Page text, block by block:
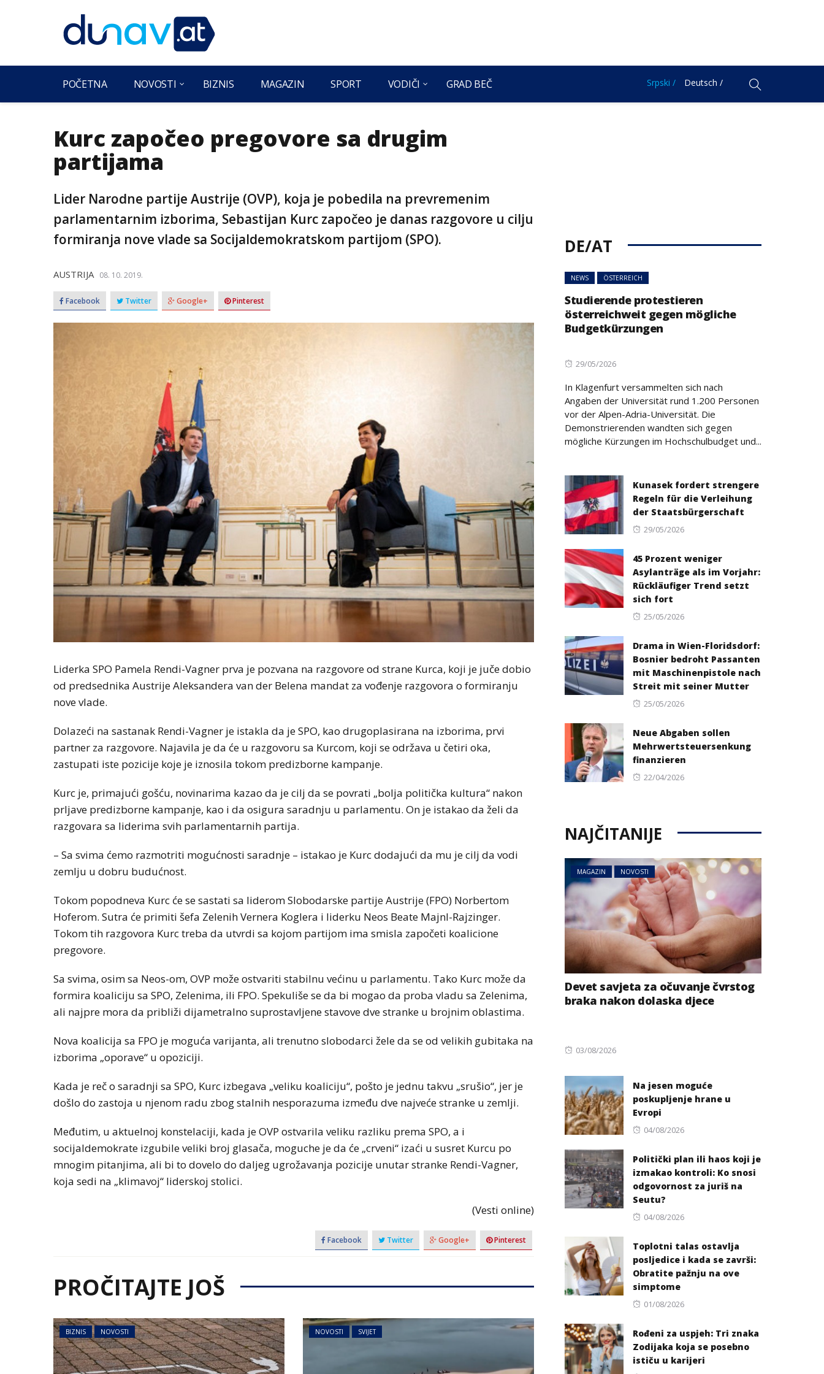
POČETNA NOVOSTI BIZNIS MAGAZIN SPORT VODIČI GRAD BEČ Srpski / Deutsch /
Kurc započeo pregovore sa drugim
partijama
Lider Narodne partije Austrije (OVP), koja je pobedila na prevremenim
parlamentarnim izborima, Sebastijan Kurc započeo je danas razgovore u cilju
formiranja nove vlade sa Socijaldemokratskom partijom (SPO).
AUSTRIJA 08. 10. 2019.
Facebook Twitter Google+ Pinterest
Liderka SPO Pamela Rendi-Vagner prva je pozvana na razgovore od strane Kurca, koji je juče dobio
od predsednika Austrije Aleksandera van der Belena mandat za vođenje razgovora o formiranju
nove vlade.
Dolazeći na sastanak Rendi-Vagner je istakla da je SPO, kao drugoplasirana na izborima, prvi
partner za razgovore. Najavila je da će u razgovoru sa Kurcom, koji se održava u četiri oka,
zastupati iste pozicije koje je iznosila tokom predizborne kampanje.
Kurc je, primajući gošću, novinarima kazao da je cilj da se povrati „bolja politička kultura“ nakon
prljave predizborne kampanje, kao i da osigura saradnju u parlamentu. On je istakao da želi da
razgovara sa liderima svih parlamentarnih partija.
– Sa svima ćemo razmotriti mogućnosti saradnje – istakao je Kurc dodajući da mu je cilj da vodi
zemlju u dobru budućnost.
Tokom popodneva Kurc će se sastati sa liderom Slobodarske partije Austrije (FPO) Norbertom
Hoferom. Sutra će primiti šefa Zelenih Vernera Koglera i liderku Neos Beate Majnl-Rajzinger.
Tokom tih razgovora Kurc treba da utvrdi sa kojom partijom ima smisla započeti koalicione
pregovore.
Sa svima, osim sa Neos-om, OVP može ostvariti stabilnu većinu u parlamentu. Tako Kurc može da
formira koaliciju sa SPO, Zelenima, ili FPO. Spekuliše se da bi mogao da proba vladu sa Zelenima,
ali najpre mora da približi dijametralno suprostavljene stavove dve stranke u brojnim oblastima.
Nova koalicija sa FPO je moguća varijanta, ali trenutno slobodarci žele da se od velikih gubitaka na
izborima „oporave“ u opoziciji.
Kada je reč o saradnji sa SPO, Kurc izbegava „veliku koaliciju“, pošto je jednu takvu „srušio“, jer je
došlo do zastoja u njenom radu zbog stalnih nesporazuma između dve najveće stranke u zemlji.
Međutim, u aktuelnoj konstelaciji, kada je OVP ostvarila veliku razliku prema SPO, a i
socijaldemokrate izgubile veliki broj glasača, moguche je da će „crveni“ izaći u susret Kurcu po
mnogim pitanjima, ali bi to dovelo do daljeg ugrožavanja pozicije unutar stranke Rendi-Vagner,
koja sedi na „klimavoj“ liderskoj stolici.
(Vesti online)
Facebook Twitter Google+ Pinterest
PROČITAJTE JOŠ
BIZNIS NOVOSTI NOVOSTI SVIJET
DE/AT
NEWS ÖSTERREICH
Studierende protestieren
österreichweit gegen mögliche
Budgetkürzungen
Posted
29/05/2026
In Klagenfurt versammelten sich nach
Angaben der Universität rund 1.200 Personen
vor der Alpen-Adria-Universität. Die
Demonstrierenden wandten sich gegen
mögliche Kürzungen im Hochschulbudget und...
Kunasek fordert strengere
Regeln für die Verleihung
der Staatsbürgerschaft
Posted
29/05/2026
45 Prozent weniger
Asylanträge als im Vorjahr:
Rückläufiger Trend setzt
sich fort
Posted
25/05/2026
Drama in Wien-Floridsdorf:
Bosnier bedroht Passanten
mit Maschinenpistole nach
Streit mit seiner Mutter
Posted
25/05/2026
Neue Abgaben sollen
Mehrwertsteuersenkung
finanzieren
Posted
22/04/2026
NAJČITANIJE
MAGAZIN NOVOSTI
Devet savjeta za očuvanje čvrstog
braka nakon dolaska djece
Posted
03/08/2026
Na jesen moguće
poskupljenje hrane u
Evropi
Posted
04/08/2026
Politički plan ili haos koji je
izmakao kontroli: Ko snosi
odgovornost za juriš na
Seutu?
Posted
04/08/2026
Toplotni talas ostavlja
posljedice i kada se završi:
Obratite pažnju na ove
simptome
Posted
01/08/2026
Rođeni za uspjeh: Tri znaka
Zodijaka koja se posebno
ističu u karijeri